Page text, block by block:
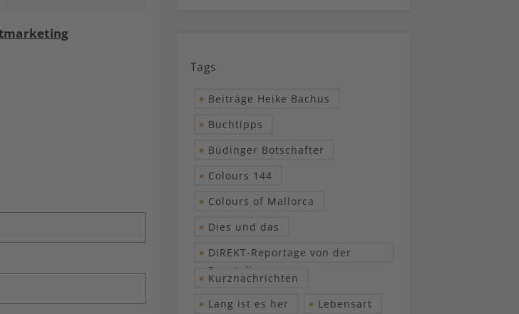
Tags
Beiträge Heike Bachus
Buchtipps
Büdinger Botschafter
Colours 144
Colours of Mallorca
Dies und das
DIREKT-Reportage von der
Baustelle
Kurznachrichten
Lang ist es her
Lebensart